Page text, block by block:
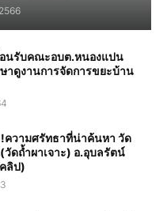
นรับคณะอบต.หนองแปน
าดูงานการจัดการขยะบ้าน
ความศรัทธาที่น่าค้นหา วัด
ดถ้ำผาเจาะ) อ.อุบลรัตน์
ลิป)